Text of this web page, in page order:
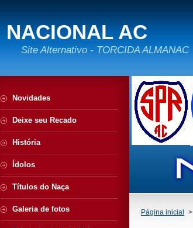
NACIONAL AC
Site Alternativo - TORCIDA ALMANAC
Página inicial >
Novidades
Deixe seu Recado
História
Ídolos
Títulos do Naça
Galeria de fotos